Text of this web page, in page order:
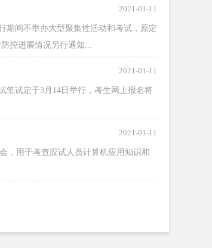
2021-01-11
间不举办大型聚集性活动和考试，原定
控进展情况另行通知...
2021-01-11
笔试定于3月14日举行，考生网上报名将
2021-01-11
，用于考查应试人员计算机应用知识和